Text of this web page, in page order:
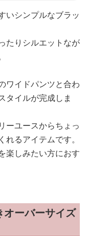
いシンプルなブラッ
たりシルエットなが
ワイドパンツと合わ
タイルが完成しま
ーユースからちょっ
るアイテムです。
楽しみたい方におす
オーバーサイズ